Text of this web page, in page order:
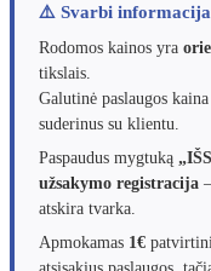
⚠️ Svarbi informacija
Rodomos kainos yra
tikslais.
Galutinė paslaugos
suderinus su klientu.
Paspaudus mygtuką
užsakymo registracija
atskira tvarka.
Apmokamas 1€